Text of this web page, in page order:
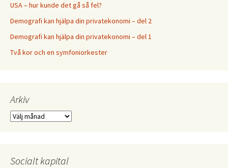
USA – hur kunde det gå så fel?
Demografi kan hjälpa din privatekonomi – del 2
Demografi kan hjälpa din privatekonomi – del 1
Två kor och en symfoniorkester
Arkiv
Arkiv
Socialt kapital